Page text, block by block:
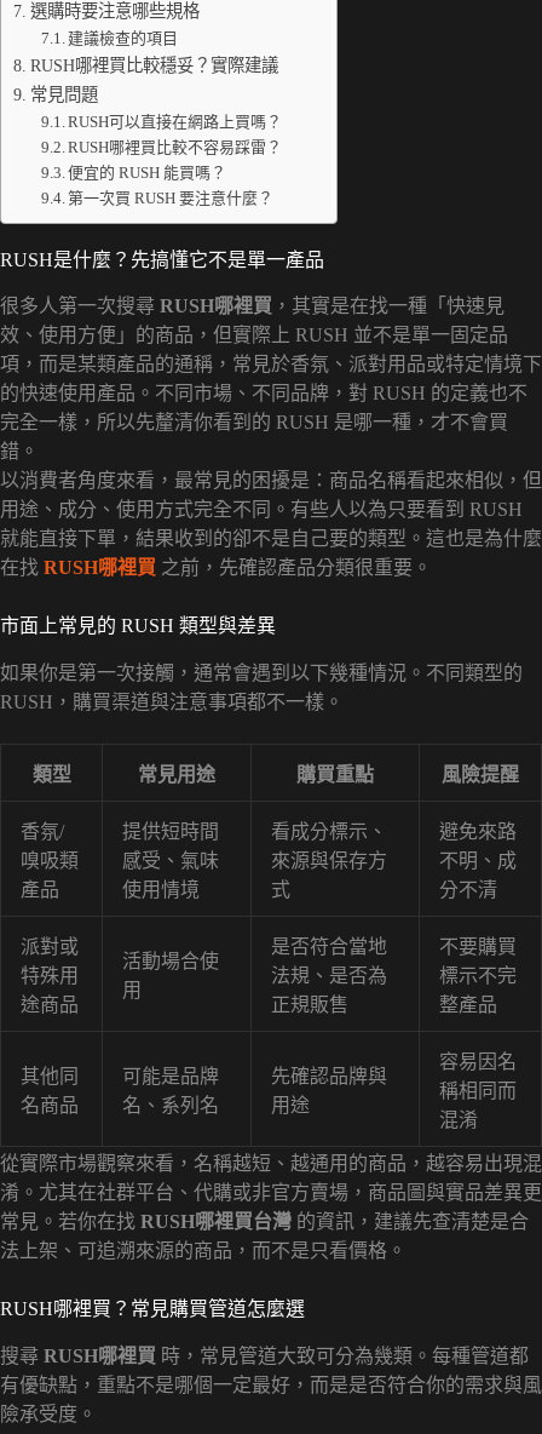
選購時要注意哪些規格
建議檢查的項目
RUSH哪裡買比較穩妥？實際建議
常見問題
RUSH可以直接在網路上買嗎？
RUSH哪裡買比較不容易踩雷？
便宜的 RUSH 能買嗎？
第一次買 RUSH 要注意什麼？
RUSH是什麼？先搞懂它不是單一產品
很多人第一次搜尋 RUSH哪裡買 ，其實是在找一種「快速見
效、使用方便」的商品，但實際上 RUSH 並不是單一固定品
項，而是某類產品的通稱，常見於香氛、派對用品或特定情境下
的快速使用產品。不同市場、不同品牌，對 RUSH 的定義也不
完全一樣，所以先釐清你看到的 RUSH 是哪一種，才不會買
錯。
以消費者角度來看，最常見的困擾是：商品名稱看起來相似，但
用途、成分、使用方式完全不同。有些人以為只要看到 RUSH
就能直接下單，結果收到的卻不是自己要的類型。這也是為什麼
在找 RUSH哪裡買 之前，先確認產品分類很重要。
市面上常見的 RUSH 類型與差異
如果你是第一次接觸，通常會遇到以下幾種情況。不同類型的
RUSH，購買渠道與注意事項都不一樣。
類型 常見用途 購買重點 風險提醒
香氛/
嗅吸類
產品
提供短時間
感受、氣味
使用情境
看成分標示、
來源與保存方
式
避免來路
不明、成
分不清
派對或
特殊用
途商品
活動場合使
用
是否符合當地
法規、是否為
正規販售
不要購買
標示不完
整產品
其他同
名商品
可能是品牌
名、系列名
先確認品牌與
用途
容易因名
稱相同而
混淆
從實際市場觀察來看，名稱越短、越通用的商品，越容易出現混
淆。尤其在社群平台、代購或非官方賣場，商品圖與實品差異更
常見。若你在找 RUSH哪裡買台灣 的資訊，建議先查清楚是合
法上架、可追溯來源的商品，而不是只看價格。
RUSH哪裡買？常見購買管道怎麼選
搜尋 RUSH哪裡買 時，常見管道大致可分為幾類。每種管道都
有優缺點，重點不是哪個一定最好，而是是否符合你的需求與風
險承受度。